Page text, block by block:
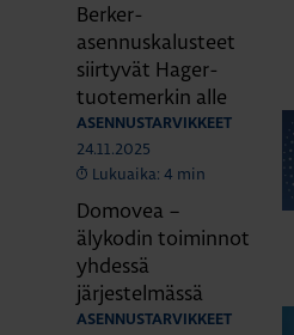
Berker-
asennuskalusteet
siirtyvät Hager-
tuotemerkin alle
ASENNUSTARVIKKEET
24.11.2025
Lukuaika: 4 min
Domovea –
älykodin toiminnot
yhdessä
järjestelmässä
ASENNUSTARVIKKEET